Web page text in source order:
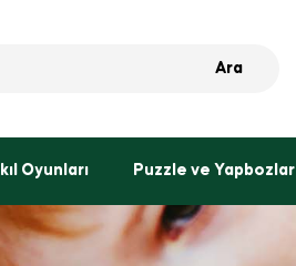
Ara
Oyunları Puzzle ve Yapbozlar